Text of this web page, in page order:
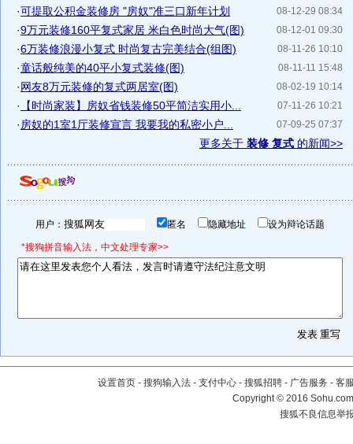
08-12-29 08:34
·可提取公积金装修房 "房奴"准三口新年计划
08-12-01 09:30
·9万元装修160平复式家居 米白色时尚大气(图)
08-11-26 10:10
·6万装修浪漫小复式 时尚复古完美结合(组图)
08-11-11 15:48
·童话般纯美的40平小复式装修(图)
08-02-19 10:14
·网友8万元装修的复式两居室(图)
07-11-26 10:21
· 【时尚家装】房奴省钱装修50平简洁实用小...
07-09-25 07:37
· 房奴的1室1厅装修宣言 我要我的私密小户...
更多关于 装修 复式 的新闻>>
用户： 匿名 隐藏地址 设为辩论话题
*搜狗拼音输入法，中文处理专家>>
设置首页 - 搜狗输入法 - 支付中心 - 搜狐招聘 - 广告服务 - 客
Copyright©2016
搜狐不良信息举